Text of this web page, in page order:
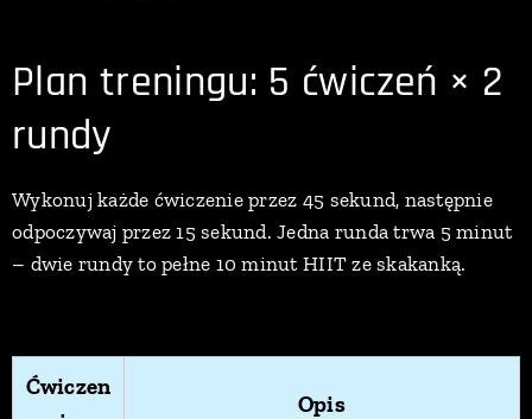
Plan treningu: 5 ćwiczeń × 2
rundy
Wykonuj każde ćwiczenie przez 45 sekund, następnie
odpoczywaj przez 15 sekund. Jedna runda trwa 5 minut
– dwie rundy to pełne 10 minut HIIT ze skakanką.
Ćwiczen
Opis